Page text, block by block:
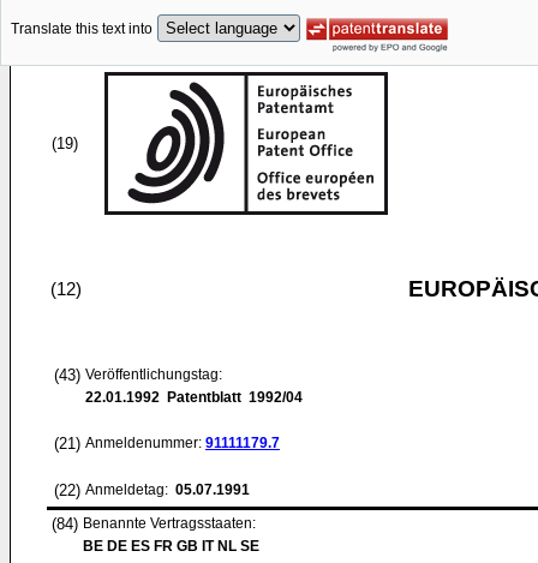
Translate this text into
(19)
(12)
(43) Veröffentlichungstag:
22.01.1992 Patentblatt 1992/04
(21) Anmeldenummer: 91111179.7
(22) Anmeldetag: 05.07.1991
(84) Benannte Vertragsstaaten:
BE DE ES FR GB IT NL SE